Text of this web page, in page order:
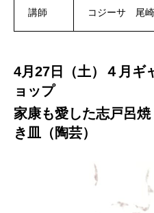
講師 コジーサ 尾
4月27日（土）４月ギ
ョップ
家康も愛した志戸呂
き皿（陶芸）